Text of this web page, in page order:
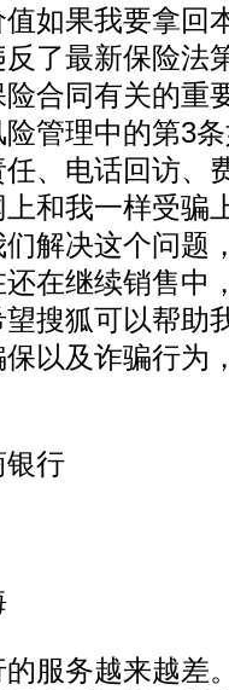
如果我要拿回
了最新保险法
合同有关的重
管理中的第3
、电话回访、
和我一样受骗
解决这个问题
在继续销售中
搜狐可以帮助
以及诈骗行为
行
务越来越差